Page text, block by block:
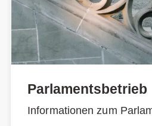
Parlamentsbetrieb
Informationen zum